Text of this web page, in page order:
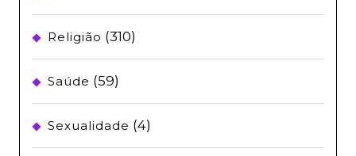
Religião (310)
Saúde (59)
Sexualidade (4)